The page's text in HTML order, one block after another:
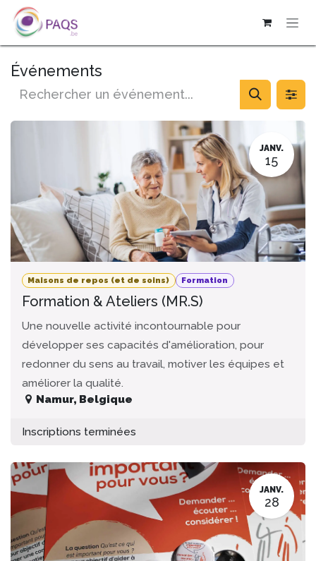
SE RENDRE AU CONTENU
Événements
JANV.
15
Maisons de repos (et de soins) Formation
Formation & Ateliers (MR.S)
Une nouvelle activité incontournable pour
développer ses capacités d'amélioration, pour
redonner du sens au travail, motiver les équipes et
améliorer la qualité.
Namur, Belgique
Inscriptions terminées
JANV.
28